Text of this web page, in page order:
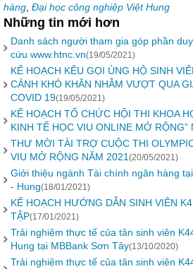
hàng Đại học công nghiệp Việt Hung
Những tin mới hơn
Danh sách người tham gia góp phần
cứu www.htnc.vn(19/05/2021)
KẾ HOẠCH KÊU GỌI ỦNG HỘ SINH
CẢNH KHÓ KHĂN NHẰM VƯỢT QUA
COVID 19(19/05/2021)
KẾ HOẠCH TỔ CHỨC HỘI THI KHOA
KINH TẾ HỌC VIU ONLINE MỞ RỘNG”
​THƯ MỜI TÀI TRỢ CUỘC THI
VIU MỞ RỘNG NĂM 2021 (20/05/2021)
Giới thiệu ngành Tài chính ngân hàng
- Hung(18/01/2021)
KẾ HOẠCH HƯỚNG DẪN SINH VIÊN
TẬP(17/01/2021)
Trải nghiệm thực tế của tân sinh viên
Hung tại MBBank Sơn Tây(13/10/2020)
Trải nghiệm thực tế của tân sinh viên